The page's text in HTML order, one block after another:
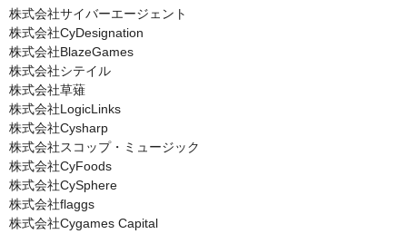
株式会社サイバーエージェント
株式会社CyDesignation
株式会社BlazeGames
株式会社シテイル
株式会社草薙
株式会社LogicLinks
株式会社Cysharp
株式会社スコップ・ミュージック
株式会社CyFoods
株式会社CySphere
株式会社flaggs
株式会社Cygames Capital